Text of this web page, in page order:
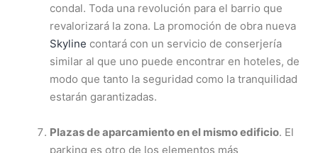
condal. Toda una revolución para el barrio que
revalorizará la zona. La promoción de obra nueva
Skyline contará con un servicio de conserjería
similar al que uno puede encontrar en hoteles, de
modo que tanto la seguridad como la tranquilidad
estarán garantizadas.
Plazas de aparcamiento en el mismo edificio. El
parking es otro de los elementos más